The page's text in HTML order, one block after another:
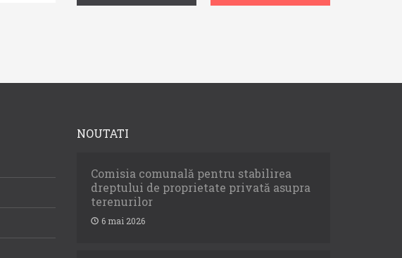
NOUTATI
Comisia comunală pentru stabilirea
dreptului de proprietate privată asupra
terenurilor
6 mai 2026